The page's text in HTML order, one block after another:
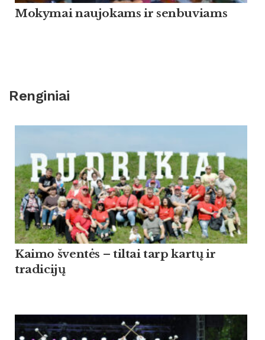
Mokymai naujokams ir senbuviams
Renginiai
Kaimo šventės – tiltai tarp kartų ir
tradicijų